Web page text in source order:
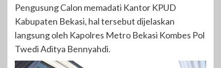
Pengusung Calon memadati Kantor KPUD
Kabupaten Bekasi, hal tersebut dijelaskan
langsung oleh Kapolres Metro Bekasi Kombes Pol
Twedi Aditya Bennyahdi.